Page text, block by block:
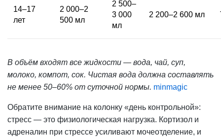
14–17
лет
2 000–2
500 мл
2 500–
3 000
мл
2 200–2 600 мл
В объём входят все жидкости — вода, чай, суп,
молоко, компот, сок. Чистая вода должна составлять
не менее 50–60% от суточной нормы. minmagic
Обратите внимание на колонку «день контрольной»:
стресс — это физиологическая нагрузка. Кортизол и
адреналин при стрессе усиливают мочеотделение, и